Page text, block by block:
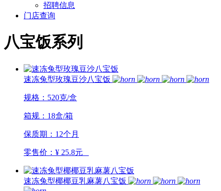
招聘信息
门店查询
八宝饭系列
速冻兔型玫瑰豆沙八宝饭
规格：520克/盒
箱规：18盒/箱
保质期：12个月
零售价：¥ 25.8元
速冻兔型椰椰豆乳麻薯八宝饭